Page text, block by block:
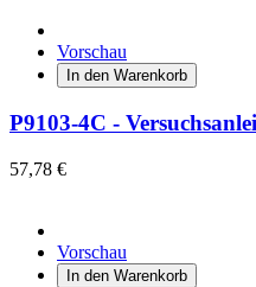
Vorschau
In den Warenkorb
P9103-4C -
57,78 €
Vorschau
In den Warenkorb